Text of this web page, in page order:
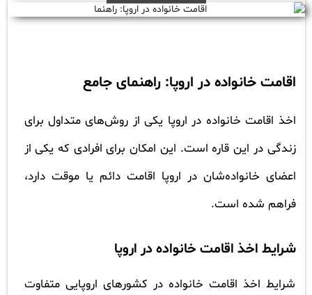
اقامت خانواده در اروپا: راهنمای جامع
اخذ اقامت خانواده در اروپا یکی از روش‌های متداول برای
زندگی در این قاره است. این امکان برای افرادی که یکی از
اعضای خانواده‌شان در اروپا اقامت دائم یا موقت دارد،
فراهم شده است.
شرایط اخذ اقامت خانواده در اروپا
شرایط اخذ اقامت خانواده در کشورهای اروپایی متفاوت